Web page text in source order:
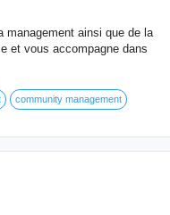
management ainsi que de la
et vous accompagne dans
community management